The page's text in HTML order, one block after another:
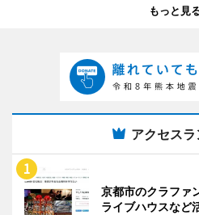
もっと見
アクセス
京都市のクラフ
ライブハウスなど